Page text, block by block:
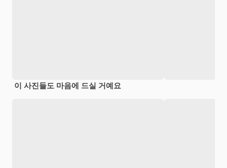
이 사진들도 마음에 드실 거예요